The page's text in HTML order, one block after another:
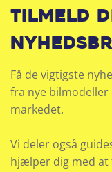
Tilmeld
Få de vigtigste
fra nye
markedet.
Vi deler også
hjælper dig med at